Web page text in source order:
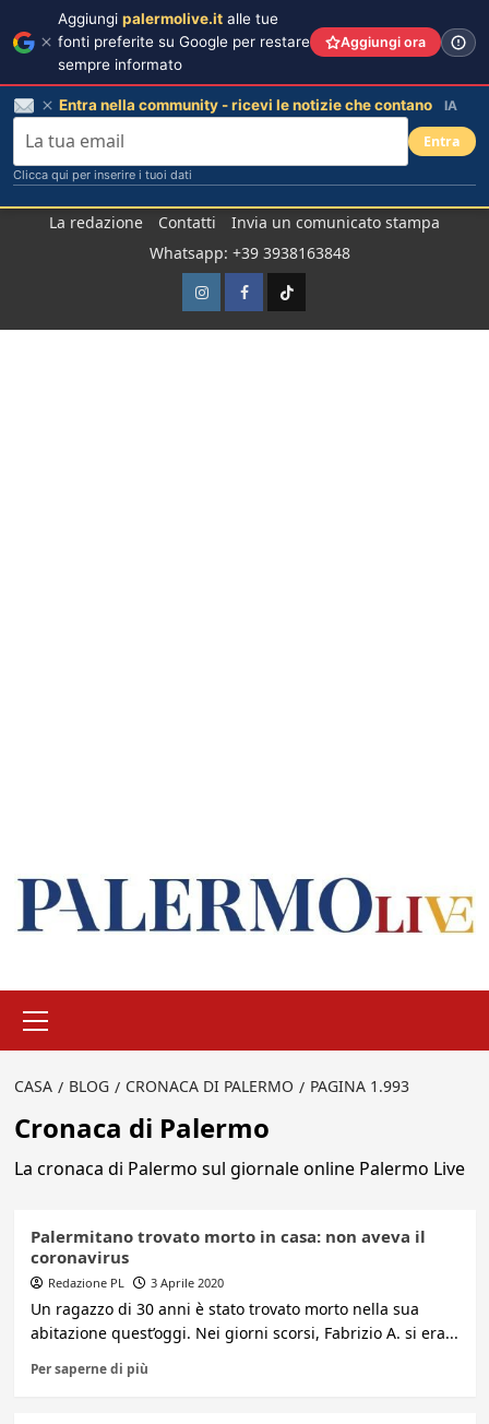
La redazione Contatti
Invia un comunicato stampa
Whatsapp: +39 3938163848
InstagramFacebook
TikTok
principale
CASA BLOG CRONACA DI PALERMO PAGINA 1.993
Cronaca di Palermo
La cronaca di Palermo sul giornale online Palermo Live
Palermitano trovato morto in casa: non aveva il
coronavirus
Redazione PL 3 Aprile 2020
Un ragazzo di 30 anni è stato trovato morto nella sua
abitazione quest’oggi. Nei giorni scorsi, Fabrizio A. si era...
Per saperne di più
Aggiungi palermolive.it alle tue
fonti preferite su Google per restare
sempre informato
Aggiungi ora
Entra nella community - ricevi le notizie che contano IA
Entra
Clicca qui per inserire i tuoi dati